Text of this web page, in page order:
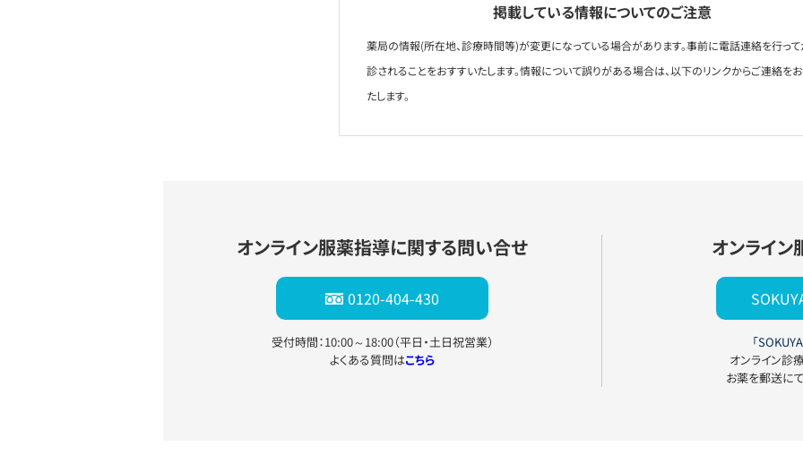
掲載している情報についてのご注意
薬局の情報(所在地、診療時間等)が変更になっている場合があります。事前に電話連絡を行っ
診されることをおすすいたします。情報について誤りがある場合は、以下のリンクからご連絡を
たします。
オンライン服薬指導に関する問い合せ
0120-404-430
受付時間：10:00～18:00（平日・土日祝営業）
よくある質問はこちら
オンライ
「
オンライン診
お薬を郵送に